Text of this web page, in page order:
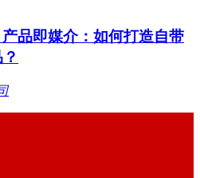
品即媒介：如何打造自带